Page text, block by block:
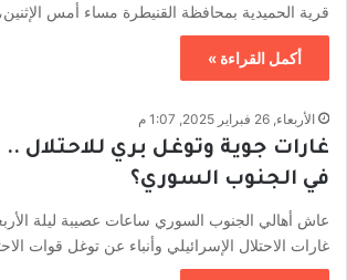
قرية الحميدية بمحافظة القنيطرة مساء أمس
أكمل القراءة »
الأربعاء, 26 فبراير 2025, 1:07 م
غارات جوية وتوغل بري للاحتلال ..
في الجنوب السوري؟
عاش أهالي الجنوب السوري ساعات عصيبة ليلة
غارات الاحتلال الإسرائيلي وأنباء عن توغل قوات